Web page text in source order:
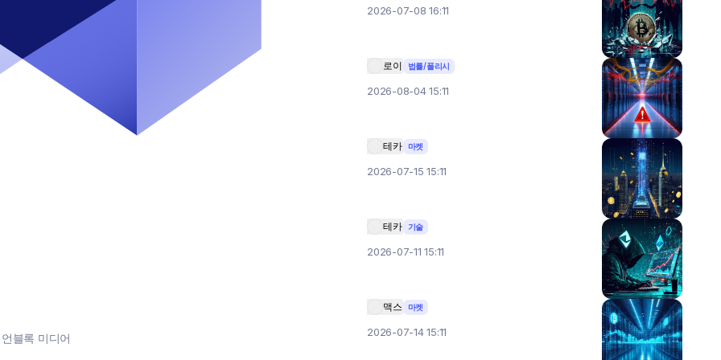
언블록 미디어
2026-07-08 16:11
로이 법률/폴리시
2026-08-04 15:11
테카 마켓
2026-07-15 15:11
테카 기술
2026-07-11 15:11
맥스 마켓
2026-07-14 15:11